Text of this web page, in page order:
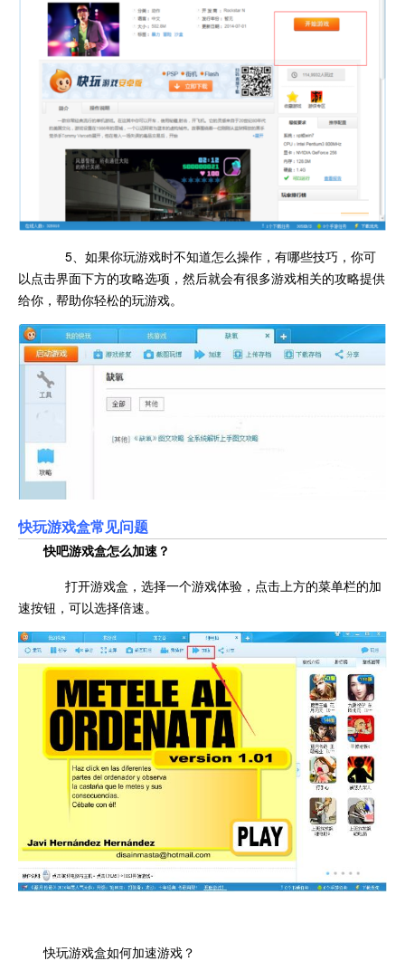
5、如果你玩游戏时不知道怎么操作，有哪些技巧，你可
以点击界面下方的攻略选项，然后就会有很多游戏相关的攻略提供
给你，帮助你轻松的玩游戏。
快玩游戏盒常见问题
快吧游戏盒怎么加速？
打开游戏盒，选择一个游戏体验，点击上方的菜单栏的加
速按钮，可以选择倍速。
快玩游戏盒如何加速游戏？